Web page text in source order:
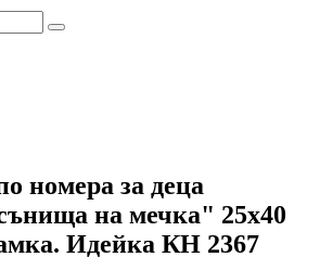
номера за деца
на мечка" 25х40
Идейка КН 2367